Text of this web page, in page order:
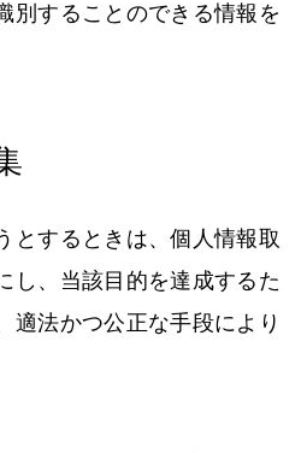
別することのできる情報を
とするときは、個人情報取
し、当該目的を達成するた
適法かつ公正な手段により